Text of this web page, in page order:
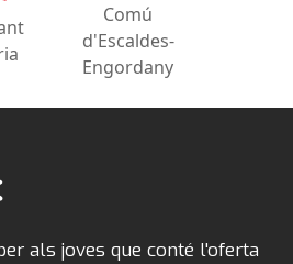
Comú
d'Escaldes-
Engordany
als joves que conté l'oferta